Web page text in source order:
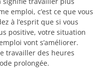
emploi, c’est ce que vous
à l’esprit que si vous
positive, votre situation
vont s’améliorer.
travailler des heures
prolongée.